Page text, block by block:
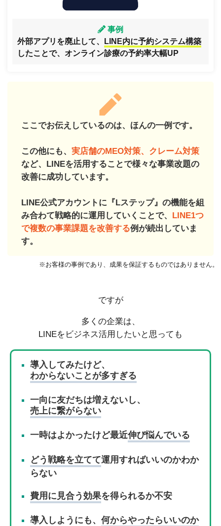
事例
外部アプリを廃止して、
LINE内に予約システム構築
したことで、オンライン診療の予約率大幅UP
ここでお伝えしているのは、ほんの一例です。
この他にも、 実店舗のMEO対策、クレーム対策
など、LINEを活用することで様々な事業改題の
改善に成功しています。
LINE公式アカウントに『Lステップ』の機能を組
み合わて戦略的に運用していくことで、 LINE1つ
で複数の事業課題を改善する例が続出していま
す。
※お客様の事例であり、成果を保証するものではありません。
ですが
多くの企業は、
LINEをビジネス活用したいと思っても
導入してみたけど、
わからないことが多すぎる
一向に友だちは増えないし、
売上に繋がらない
一時はよかったけど最近伸び悩んでいる
どう戦略を立てて運用すればいいのかわか
らない
費用に見合う効果を得られるか不安
導入しようにも、何からやったらいいのか